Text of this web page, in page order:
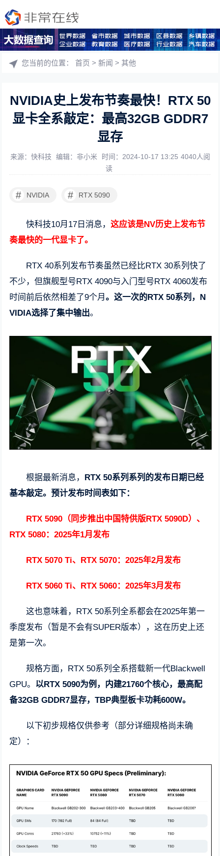
您当前的位置：首页 >新闻 >其他
NVIDIA史上发布节奏最快！RTX 50
显卡全系敲定：最高32GB GDDR7
显存
来源：快科技 编辑：非小米 时间：2024-10-17 13:25 4040人阅
读
# NVIDIA # RTX 5090
快科技10月17日消息，这应该是NV历史上发布节
奏最快的一代显卡了。
RTX 40系列发布节奏虽然已经比RTX 30系列快了
不少，但旗舰型号RTX 4090与入门型号RTX 4060发布
时间前后依然相差了9个月。这一次的RTX 50系列，N
VIDIA选择了集中输出。
根据最新消息， RTX 50系列系列的发布日期已经
基本敲定。预计发布时间表如下：
RTX 5090（同步推出中国特供版RTX 5090D）、
RTX 5080：2025年1月发布
RTX 5070 Ti、RTX 5070：2025年2月发布
RTX 5060 Ti、RTX 5060：2025年3月发布
这也意味着，RTX 50系列全系都会在2025年第一
季度发布（暂是不会有SUPER版本），这在历史上还
是第一次。
规格方面，RTX 50系列全系搭载新一代Blackwell
GPU。 以RTX 5090为例，内建21760个核心，最高配
备32GB GDDR7显存，TBP典型板卡功耗600W。
以下初步规格仅供参考（部分详细规格尚未确
定）：